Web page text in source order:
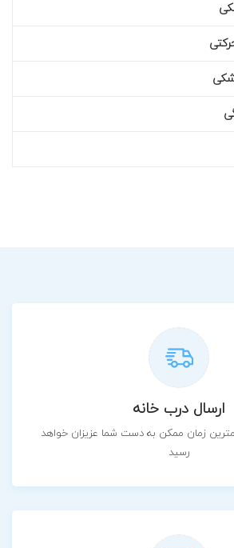
ارسال درب خانه
زمان ممکن به دست شما عزیزان خواهد
رسید